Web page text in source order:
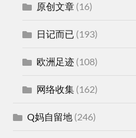
原创文章 (16)
日记而已 (193)
欧洲足迹 (108)
网络收集 (162)
Q妈自留地 (246)